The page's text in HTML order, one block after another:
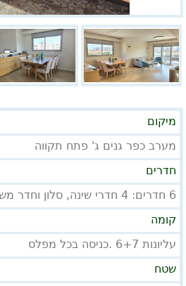
מיקום
מערב כפר גנים ג' פתח תקווה
חדרים
6 חדרים: 4 חדרי שינה, סלון וחדר משפחה
קומה
עליונות 6+7 .כניסה בכל מפלס
שטח